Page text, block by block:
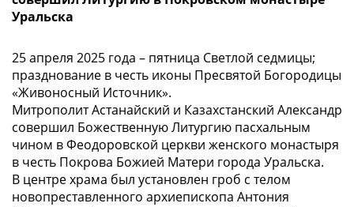
Уральска
25 апреля 2025 года – пятница Светлой седмицы;
празднование в честь иконы Пресвятой Богородицы
«Живоносный Источник».
Митрополит Астанайский и Казахстанский Александр
совершил Божественную Литургию пасхальным
чином в Феодоровской церкви женского монастыря
в честь Покрова Божией Матери города Уральска.
В центре храма был установлен гроб с телом
новопреставленного архиепископа Антония